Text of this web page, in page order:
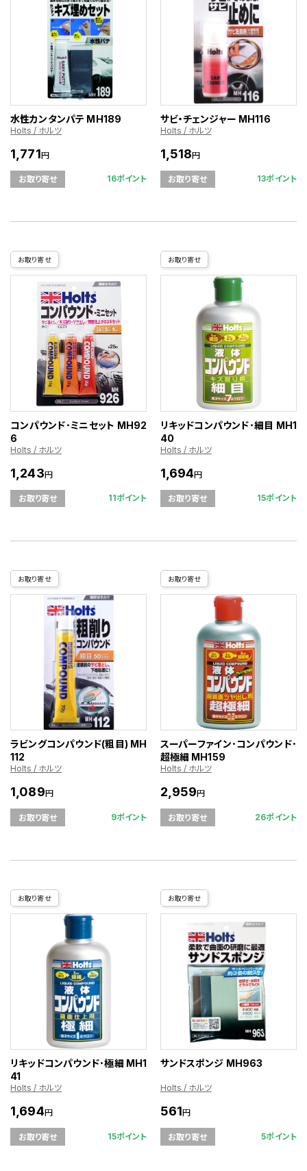
水性カンタンパテ MH189
Holts / ホルツ
1,771円
お取り寄せ 16ポイント
サビ・チェンジャー MH116
Holts / ホルツ
1,518円
お取り寄せ 13ポイント
お取り寄せ
コンパウンド･ミニセット MH92
6
Holts / ホルツ
1,243円
お取り寄せ 11ポイント
お取り寄せ
リキッドコンパウンド･細目 MH1
40
Holts / ホルツ
1,694円
お取り寄せ 15ポイント
お取り寄せ
ラビングコンパウンド(粗目) MH
112
Holts / ホルツ
1,089円
お取り寄せ 9ポイント
お取り寄せ
スーパーファイン･コンパウンド･
超極細 MH159
Holts / ホルツ
2,959円
お取り寄せ 26ポイント
お取り寄せ
リキッドコンパウンド･極細 MH1
41
Holts / ホルツ
1,694円
お取り寄せ 15ポイント
お取り寄せ
サンドスポンジ MH963
Holts / ホルツ
561円
お取り寄せ 5ポイント